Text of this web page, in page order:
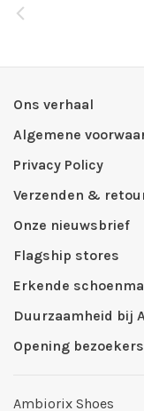
Ons verhaal
Algemene
Privacy Policy
Verzenden &
Onze nieuwsbrief
Flagship stores
Erkende
Duurzaamheid bij
Opening
Ambiorix Shoes